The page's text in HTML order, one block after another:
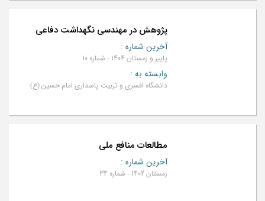
پژوهش‌ در مهندسی نگهداشت دفاعی
آخرین شماره :
پاییز و زمستان 1404 - شماره 10
وابسته به :
دانشگاه افسری و تربیت پاسداری امام حسین (ع)
مطالعات منافع ملی
آخرین شماره :
زمستان 1402 - شماره 34